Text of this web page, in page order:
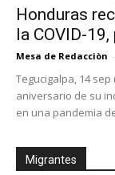
Honduras
la COVID-
Mesa de Redacciòn -
Tegucigalpa, 14
aniversario de su
en una pandemia
Migrantes